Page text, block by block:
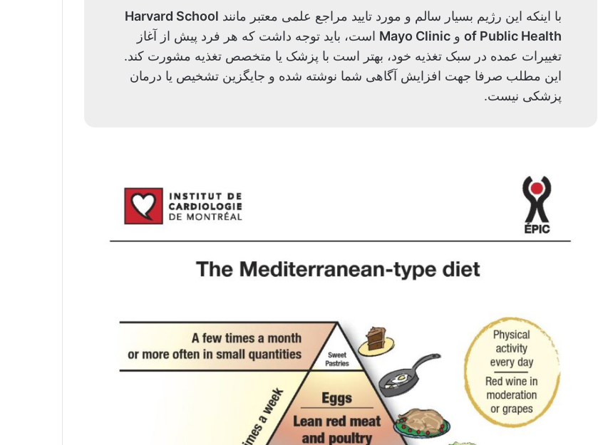
با اینکه این رژیم بسیار سالم و مورد تایید مراجع علمی معتبر مانند Harvard School
of Public Health و Mayo Clinic است، باید توجه داشت که هر فرد پیش از آغاز
تغییرات عمده در سبک تغذیه خود، بهتر است با پزشک یا متخصص تغذیه مشورت کند.
این مطلب صرفا جهت افزایش آگاهی شما نوشته شده و جایگزین تشخیص یا درمان
پزشکی نیست.